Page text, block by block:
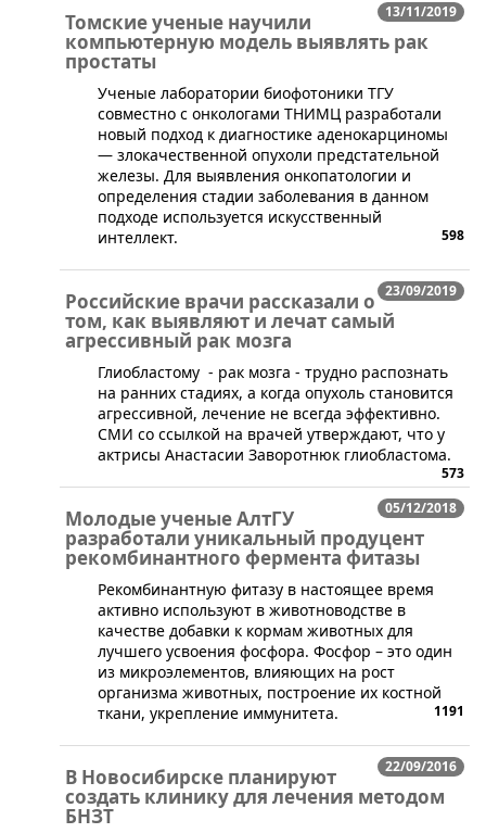
13/11/2019
Томские ученые научили
компьютерную модель выявлять рак
простаты
​Ученые лаборатории биофотоники ТГУ
совместно с онкологами ТНИМЦ разработали
новый подход к диагностике аденокарциномы
— злокачественной опухоли предстательной
железы. Для выявления онкопатологии и
определения стадии заболевания в данном
подходе используется искусственный
интеллект.
598
23/09/2019
Российские врачи рассказали о
том, как выявляют и лечат самый
агрессивный рак мозга
​Глиобластому - рак мозга - трудно распознать
на ранних стадиях, а когда опухоль становится
агрессивной, лечение не всегда эффективно.
СМИ со ссылкой на врачей утверждают, что у
актрисы Анастасии Заворотнюк глиобластома.
573
05/12/2018
Молодые ученые АлтГУ
разработали уникальный продуцент
рекомбинантного фермента фитазы
​Рекомбинантную фитазу в настоящее время
активно используют в животноводстве в
качестве добавки к кормам животных для
лучшего усвоения фосфора. Фосфор – это один
из микроэлементов, влияющих на рост
организма животных, построение их костной
ткани, укрепление иммунитета.
1191
22/09/2016
В Новосибирске планируют
создать клинику для лечения методом
БНЗТ